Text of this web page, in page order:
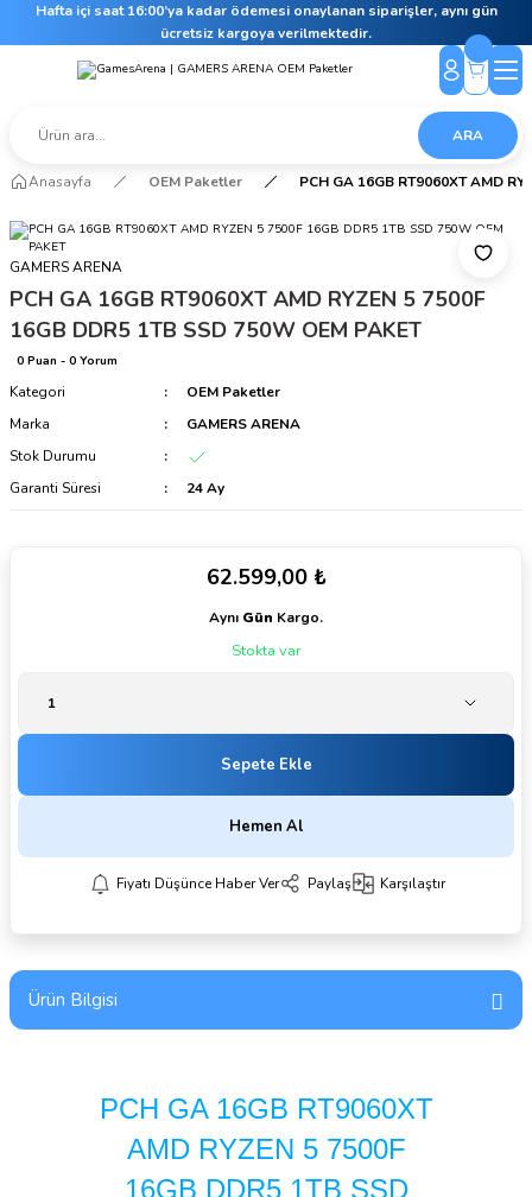
Hafta içi saat 16:00’ya kadar ödemesi onaylanan siparişler, aynı gün
ücretsiz kargoya verilmektedir.
ARA
Anasayfa OEM Paketler PCH GA 16GB RT9060XT AMD
GAMERS ARENA
PCH GA 16GB RT9060XT AMD RYZEN 5 7500F
16GB DDR5 1TB SSD 750W OEM PAKET
0 Puan - 0 Yorum
Kategori
OEM Paketler
Marka
GAMERS ARENA
Stok Durumu
Garanti Süresi
24 Ay
62.599,00 ₺
Aynı Gün Kargo.
Stokta var
Sepete Ekle
Hemen Al
Fiyatı Düşünce Haber Ver Paylaş Karşılaştır
Ürün Bilgisi
PCH GA 16GB RT9060XT
AMD RYZEN 5 7500F
16GB DDR5 1TB SSD